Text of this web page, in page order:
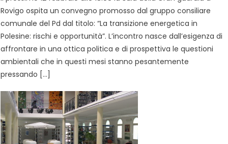
Rovigo ospita un convegno promosso dal gruppo consiliare
comunale del Pd dal titolo: “La transizione energetica in
Polesine: rischi e opportunità”. L’incontro nasce dall’esigenza di
affrontare in una ottica politica e di prospettiva le questioni
ambientali che in questi mesi stanno pesantemente
pressando […]